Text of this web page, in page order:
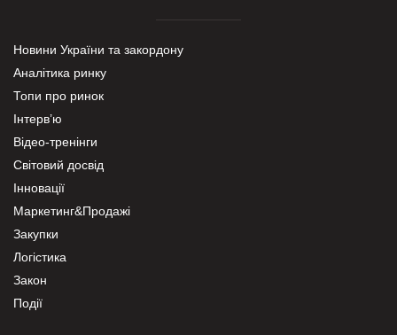
Новини України та закордону
Аналітика ринку
Топи про ринок
Інтерв’ю
Відео-тренінги
Світовий досвід
Інновації
Маркетинг&Продажі
Закупки
Логістика
Закон
Події